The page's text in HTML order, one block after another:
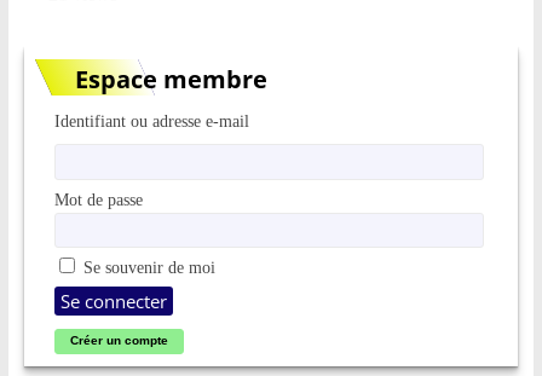
Espace membre
Identifiant ou adresse e-mail
Mot de passe
Se souvenir de moi
Créer un compte